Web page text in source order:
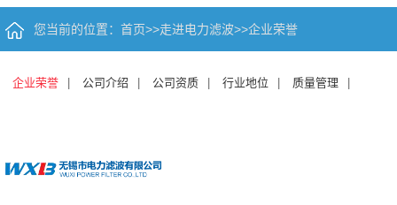
您当前的位置：首页>>走进电力滤波>>企业荣誉
企业荣誉 公司介绍 公司资质 行业地位 质量管理